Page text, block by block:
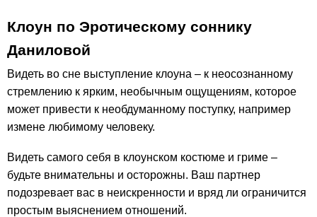
Клоун по Эротическому соннику
Даниловой
Видеть во сне выступление клоуна – к неосознанному
стремлению к ярким, необычным ощущениям, которое
может привести к необдуманному поступку, например
измене любимому человеку.
Видеть самого себя в клоунском костюме и гриме –
будьте внимательны и осторожны. Ваш партнер
подозревает вас в неискренности и вряд ли ограничится
простым выяснением отношений.